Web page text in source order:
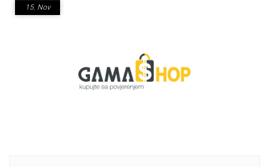
15. Nov